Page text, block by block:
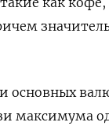
основных
максимума